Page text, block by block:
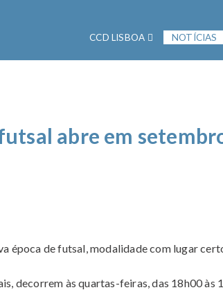
CCD LISBOA NOTÍCIAS
abre em
época de futsal, modalidade com lugar
decorrem às quartas-feiras, das 18h00